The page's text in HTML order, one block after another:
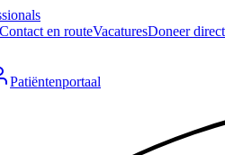
Contact en routeVacaturesDoneer direct
Patiëntenportaal